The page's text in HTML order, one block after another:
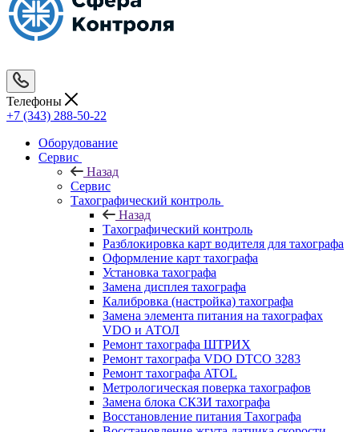
Телефоны
+7 (343) 288-50-22
Оборудование
Сервис
Назад
Сервис
Тахографический контроль
Назад
Тахографический контроль
Разблокировка карт водителя для тахографа
Оформление карт тахографа
Установка тахографа
Замена дисплея тахографа
Калибровка (настройка) тахографа
Замена элемента питания на тахографах
VDO и АТОЛ
Ремонт тахографа ШТРИХ
Ремонт тахографа VDO DTCO 3283
Ремонт тахографа ATOL
Метрологическая поверка тахографов
Замена блока СКЗИ тахографа
Восстановление питания Тахографа